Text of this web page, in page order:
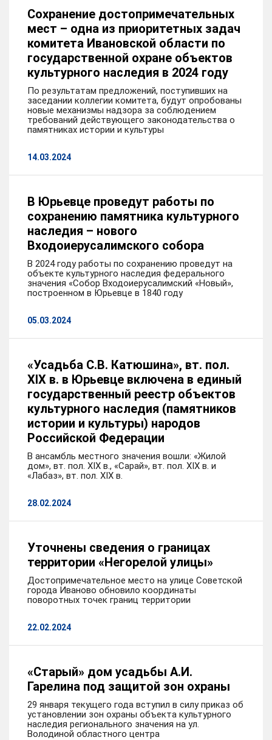
Сохранение достопримечательных
мест – одна из приоритетных задач
комитета Ивановской области по
государственной охране объектов
культурного наследия в 2024 году
По результатам предложений, поступивших на
заседании коллегии комитета, будут опробованы
новые механизмы надзора за соблюдением
требований действующего законодательства о
памятниках истории и культуры
14.03.2024
В Юрьевце проведут работы по
сохранению памятника культурного
наследия – нового
Входоиерусалимского собора
В 2024 году работы по сохранению проведут на
объекте культурного наследия федерального
значения «Собор Входоиерусалимский «Новый»,
построенном в Юрьевце в 1840 году
05.03.2024
«Усадьба С.В. Катюшина», вт. пол.
XIX в. в Юрьевце включена в единый
государственный реестр объектов
культурного наследия (памятников
истории и культуры) народов
Российской Федерации
В ансамбль местного значения вошли: «Жилой
дом», вт. пол. XIX в., «Сарай», вт. пол. XIX в. и
«Лабаз», вт. пол. XIX в.
28.02.2024
Уточнены сведения о границах
территории «Негорелой улицы»
Достопримечательное место на улице Советской
города Иваново обновило координаты
поворотных точек границ территории
22.02.2024
«Старый» дом усадьбы А.И.
Гарелина под защитой зон охраны
29 января текущего года вступил в силу приказ об
установлении зон охраны объекта культурного
наследия регионального значения на ул.
Володиной областного центра